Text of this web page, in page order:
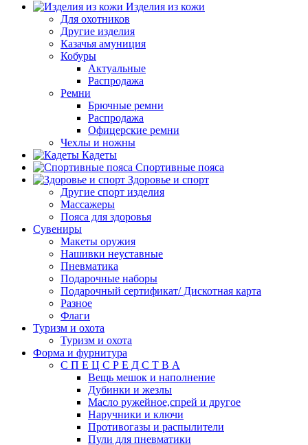
Изделия из кожи
Для охотников
Другие изделия
Казачья амуниция
Кобуры
Актуальные
Распродажа
Ремни
Брючные ремни
Распродажа
Офицерские ремни
Чехлы и ножны
Кадеты
Спортивные пояса
Здоровье и спорт
Другие спорт изделия
Массажеры
Пояса для здоровья
Сувениры
Макеты оружия
Нашивки неуставные
Пневматика
Подарочные наборы
Подарочный сертификат/ Дискотная карта
Разное
Флаги
Туризм и охота
Туризм и охота
Форма и фурнитура
С П Е Ц С Р Е Д С Т В А
Вещь мешок и наполнение
Дубинки и жезлы
Масло ружейное,спрей и другое
Наручники и ключи
Противогазы и распылители
Пули для пневматики